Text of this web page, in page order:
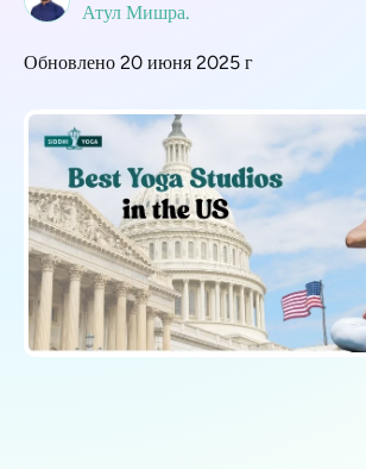
Атул Мишра.
Обновлено 20 июня 2025 г